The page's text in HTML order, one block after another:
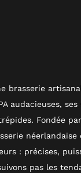
brasserie
audacieuses,
Fondée
: précises,
pas les